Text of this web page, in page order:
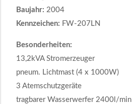
Baujahr: 2004
Kennzeichen: FW-207LN
Besonderheiten:
13,2kVA Stromerzeuger
pneum. Lichtmast (4 x 1000W)
3 Atemschutzgeräte
tragbarer Wasserwerfer 2400l/min